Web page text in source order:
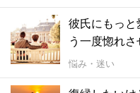
彼氏にもっ
う一度惚れさ
悩み・迷い